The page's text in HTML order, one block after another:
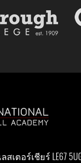
เตอร์เชียร์ LE67